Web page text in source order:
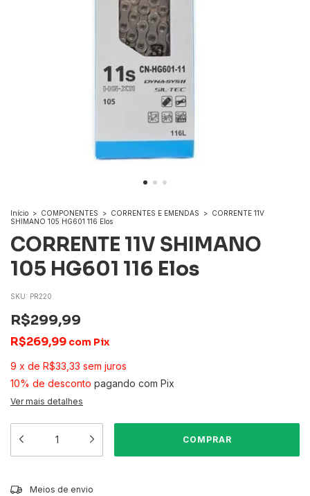
Início > COMPONENTES > CORRENTES E EMENDAS > CORRENTE 11V
SHIMANO 105 HG601 116 Elos
CORRENTE 11V SHIMANO
105 HG601 116 Elos
SKU: PR220
R$299,99
R$269,99 com Pix
9 x de R$33,33 sem juros
10% de desconto pagando com Pix
Ver mais detalhes
Entregas para o CEP:
Meios de envio